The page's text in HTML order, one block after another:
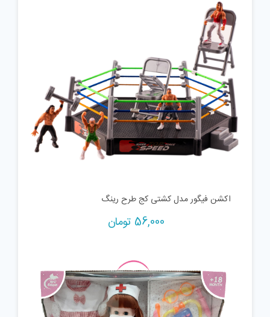
اکشن فیگور مدل کشتی کج طرح رینگ
56,000 تومان